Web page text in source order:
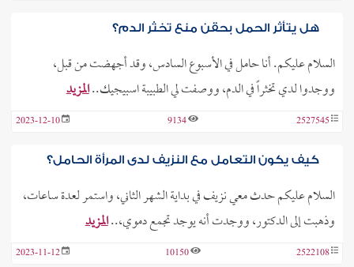
هل يتأثر الحمل بحقن منع تخثر الدم؟
السلام عليكم. أنا حامل في الأسبوع السادس، وقد أجهضت من قبل،
ووجدوا لدي تخثراً في الدم، ووصفت لي الطبيبة اسبيجيك..المزيد
2527545
9134
2023-12-10
كيف يكون التعامل مع النزيف لدى المرأة الحامل؟
السلام عليكم حدث معي نزيف في بداية الشهر الثاني، واستمر لعدة ساعات،
وذهبت إلى الدكتور، ووجدت أنه يوجد تجمع دموي،..المزيد
2522108
10150
2023-11-12